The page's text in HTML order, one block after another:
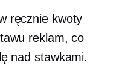
ręcznie kwoty
reklam, co
nad stawkami.